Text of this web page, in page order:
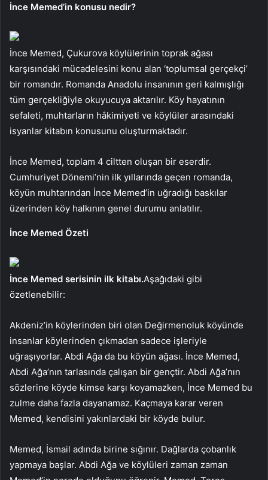
İnce Memed’in konusu nedir?
İnce Memed, Çukurova köylülerinin toprak ağası
karşısındaki mücadelesini konu alan ‘toplumsal gerçekçi’
bir romandır. Romanda Anadolu insanının geri kalmışlığı
tüm gerçekliğiyle okuyucuya aktarılır. Köy hayatının
sefaleti, muhtarların hâkimiyeti ve köylüler arasındaki
isyanlar kitabın konusunu oluşturmaktadır.
İnce Memed, toplam 4 ciltten oluşan bir eserdir.
Cumhuriyet Dönemi’nin ilk yıllarında geçen romanda,
köyün muhtarından İnce Memed’in uğradığı baskılar
üzerinden köy halkının genel durumu anlatılır.
İnce Memed Özeti
İnce Memed serisinin ilk kitabı.Aşağıdaki gibi
özetlenebilir:
Akdeniz’in köylerinden biri olan Değirmenoluk köyünde
insanlar köylerinden çıkmadan sadece işleriyle
uğraşıyorlar. Abdi Ağa da bu köyün ağası. İnce Memed,
Abdi Ağa’nın tarlasında çalışan bir gençtir. Abdi Ağa’nın
sözlerine köyde kimse karşı koyamazken, İnce Memed bu
zulme daha fazla dayanamaz. Kaçmaya karar veren
Memed, kendisini yakınlardaki bir köyde bulur.
Memed, İsmail adında birine sığınır. Dağlarda çobanlık
yapmaya başlar. Abdi Ağa ve köylüleri zaman zaman